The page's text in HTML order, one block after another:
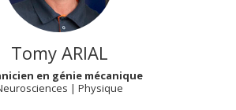
Tomy ARIAL
en génie mécanique
| Physique